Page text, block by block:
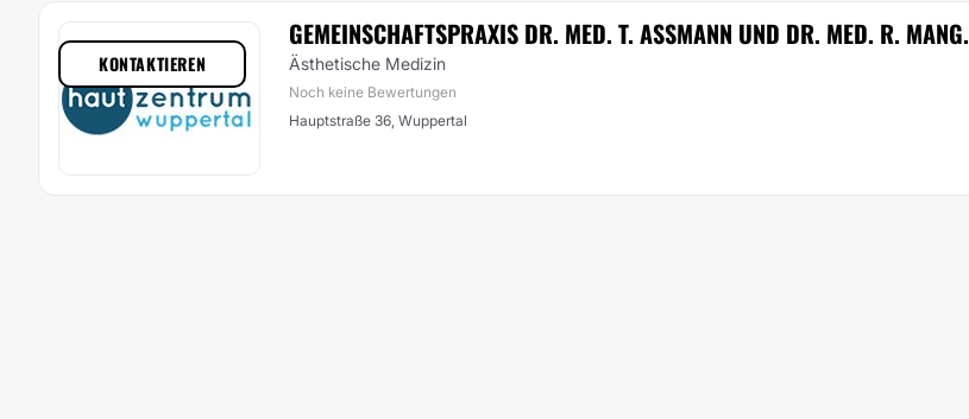
GEMEINSCHAFTSPRAXIS DR. MED. T. ASSMANN UND DR. MED. R. MANG.
Ästhetische Medizin
Noch keine Bewertungen
Hauptstraße 36, Wuppertal
KONTAKTIEREN